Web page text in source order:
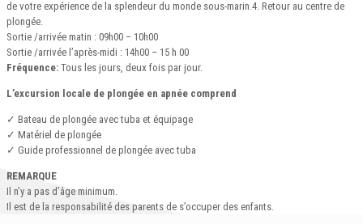
de votre expérience de la splendeur du monde sous-marin.4. Retour au centre de
plongée.
Sortie /arrivée matin : 09h00 – 10h00
Sortie /arrivée l’après-midi : 14h00 – 15 h 00
Fréquence: Tous les jours, deux fois par jour.
L’excursion locale de plongée en apnée comprend
✓ Bateau de plongée avec tuba et équipage
✓ Matériel de plongée
✓ Guide professionnel de plongée avec tuba
REMARQUE
Il n’y a pas d’âge minimum.
Il est de la responsabilité des parents de s’occuper des enfants.